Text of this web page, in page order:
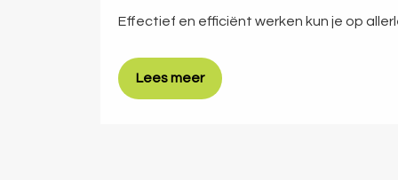
Effectief en efficiënt werken kun je op
Lees meer